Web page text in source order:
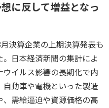
に反して増益となっ
決算企業の上期決算発表も
日本経済新聞の集計によ
イルス影響の長期化で内
動車や電機といった製造
需給逼迫や資源価格の高